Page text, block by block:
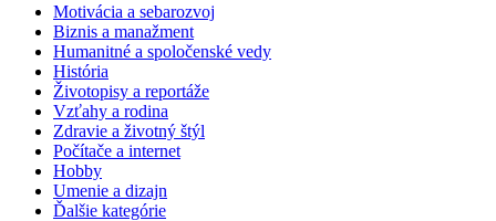
Motivácia a sebarozvoj
Biznis a manažment
Humanitné a spoločenské vedy
História
Životopisy a reportáže
Vzťahy a rodina
Zdravie a životný štýl
Počítače a internet
Hobby
Umenie a dizajn
Ďalšie kategórie